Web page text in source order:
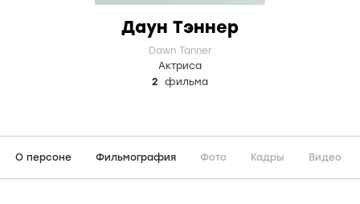
Даун Тэннер
Dawn Tanner
Актриса
2
фильма
О персоне Фильмография Фото Кадры Видео